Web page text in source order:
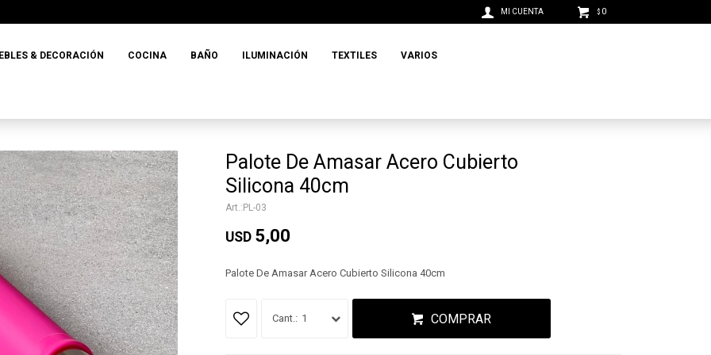
& DECORACIÓN COCINA BAÑO ILUMINACIÓN TEXTILES VARIOS
$ 0
Palote De Amasar Acero Cubierto
Silicona 40cm
PL-03
USD 5,00
Palote De Amasar Acero Cubierto Silicona 40cm
1 COMPRAR